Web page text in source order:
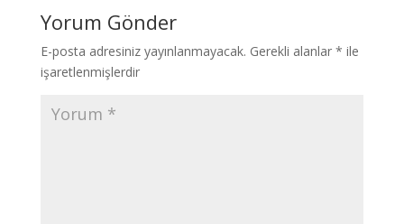
Yorum Gönder
E-posta adresiniz yayınlanmayacak. Gerekli alanlar * ile
işaretlenmişlerdir